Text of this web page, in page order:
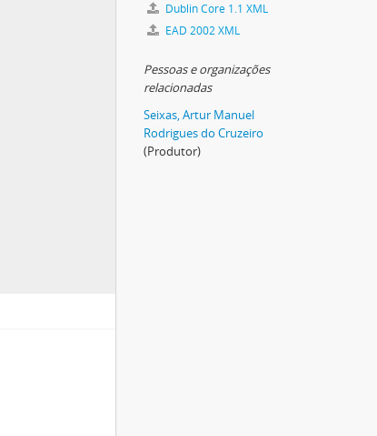
Dublin Core 1.1 XML
EAD 2002 XML
Pessoas e organizações
relacionadas
Seixas, Artur Manuel
Rodrigues do Cruzeiro
(Produtor)